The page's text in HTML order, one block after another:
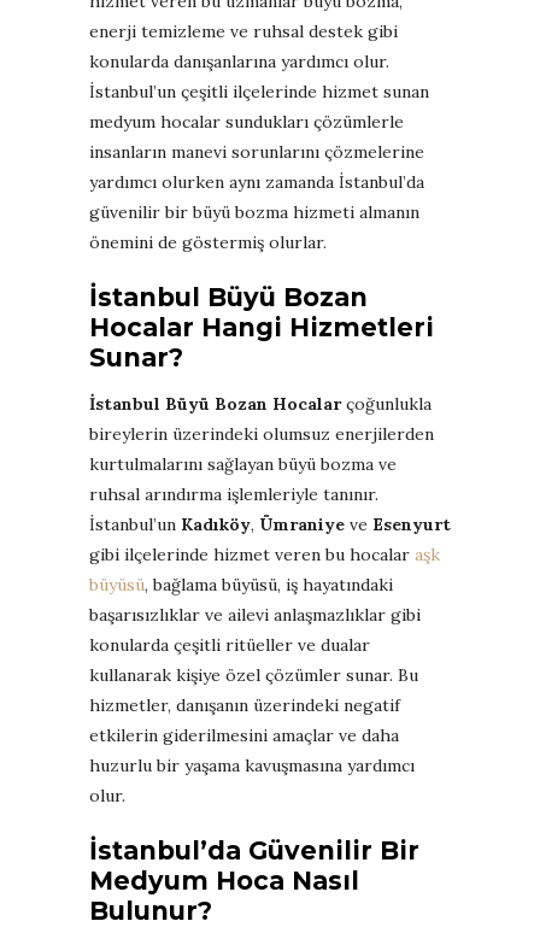
enerji temizleme ve ruhsal destek gibi
konularda danışanlarına yardımcı olur.
İstanbul’un çeşitli ilçelerinde hizmet sunan
medyum hocalar sundukları çözümlerle
insanların manevi sorunlarını çözmelerine
yardımcı olurken aynı zamanda İstanbul’da
güvenilir bir büyü bozma hizmeti almanın
önemini de göstermiş olurlar.
İstanbul Büyü Bozan
Hocalar Hangi Hizmetleri
Sunar?
İstanbul Büyü Bozan Hocalarçoğunlukla
bireylerin üzerindeki olumsuz enerjilerden
kurtulmalarını sağlayan büyü bozma ve
ruhsal arındırma işlemleriyle tanınır.
İstanbul’un Kadıköy, Ümraniye ve Esenyurt
gibi ilçelerinde hizmet veren bu hocalar aşk
büyüsü, bağlama büyüsü, iş hayatındaki
başarısızlıklar ve ailevi anlaşmazlıklar gibi
konularda çeşitli ritüeller ve dualar
kullanarak kişiye özel çözümler sunar. Bu
hizmetler, danışanın üzerindeki negatif
etkilerin giderilmesini amaçlar ve daha
huzurlu bir yaşama kavuşmasına yardımcı
olur.
İstanbul’da Güvenilir Bir
Medyum Hoca Nasıl
Bulunur?